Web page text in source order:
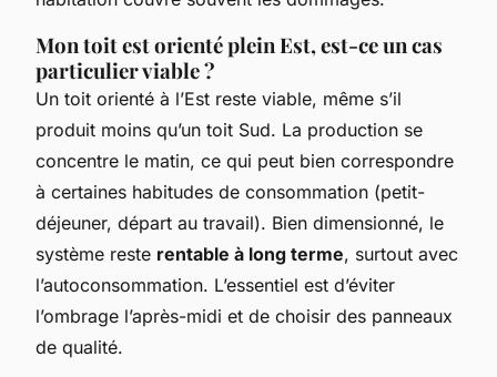
Mon toit est orienté plein Est, est-ce un cas
particulier viable ?
Un toit orienté à l’Est reste viable, même s’il
produit moins qu’un toit Sud. La production se
concentre le matin, ce qui peut bien correspondre
à certaines habitudes de consommation (petit-
déjeuner, départ au travail). Bien dimensionné, le
système reste rentable à long terme, surtout avec
l’autoconsommation. L’essentiel est d’éviter
l’ombrage l’après-midi et de choisir des panneaux
de qualité.